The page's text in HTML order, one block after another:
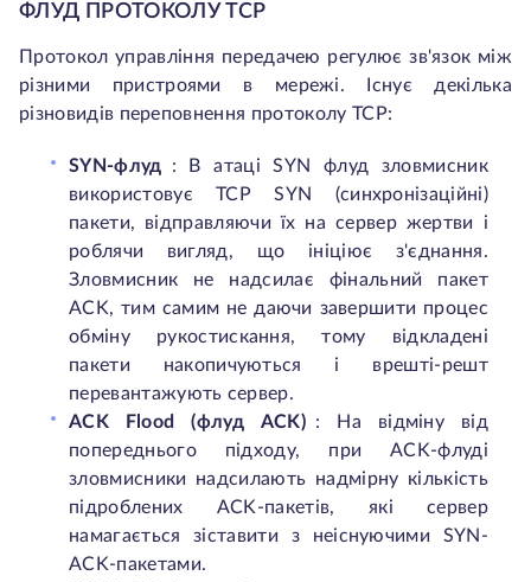
ФЛУД ПРОТОКОЛУ TCP
Протокол управління передачею регулює зв'язок між
різними пристроями в мережі. Існує декілька
різновидів переповнення протоколу TCP:
SYN-флуд
: В атаці SYN флуд зловмисник
використовує TCP SYN (синхронізаційні)
пакети, відправляючи їх на сервер жертви і
роблячи вигляд, що ініціює з'єднання.
Зловмисник не надсилає фінальний пакет
ACK, тим самим не даючи завершити процес
обміну рукостискання, тому відкладені
пакети накопичуються і врешті-решт
перевантажують сервер.
ACK Flood (флуд ACK) : На відміну від
попереднього підходу, при ACK-флуді
зловмисники надсилають надмірну кількість
підроблених ACK-пакетів, які сервер
намагається зіставити з неіснуючими SYN-
ACK-пакетами.